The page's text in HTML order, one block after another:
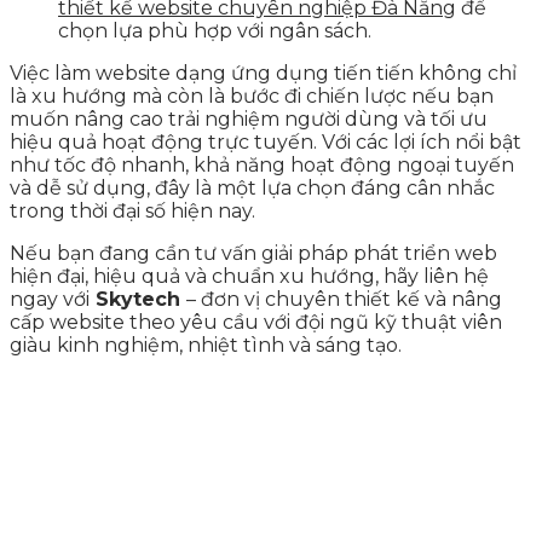
thiết kế website chuyên nghiệp Đà Nẵng để
chọn lựa phù hợp với ngân sách.
Việc làm website dạng ứng dụng tiến tiến không chỉ
là xu hướng mà còn là bước đi chiến lược nếu bạn
muốn nâng cao trải nghiệm người dùng và tối ưu
hiệu quả hoạt động trực tuyến. Với các lợi ích nổi bật
như tốc độ nhanh, khả năng hoạt động ngoại tuyến
và dễ sử dụng, đây là một lựa chọn đáng cân nhắc
trong thời đại số hiện nay.
Nếu bạn đang cần tư vấn giải pháp phát triển web
hiện đại, hiệu quả và chuẩn xu hướng, hãy liên hệ
ngay với Skytech – đơn vị chuyên thiết kế và nâng
cấp website theo yêu cầu với đội ngũ kỹ thuật viên
giàu kinh nghiệm, nhiệt tình và sáng tạo.